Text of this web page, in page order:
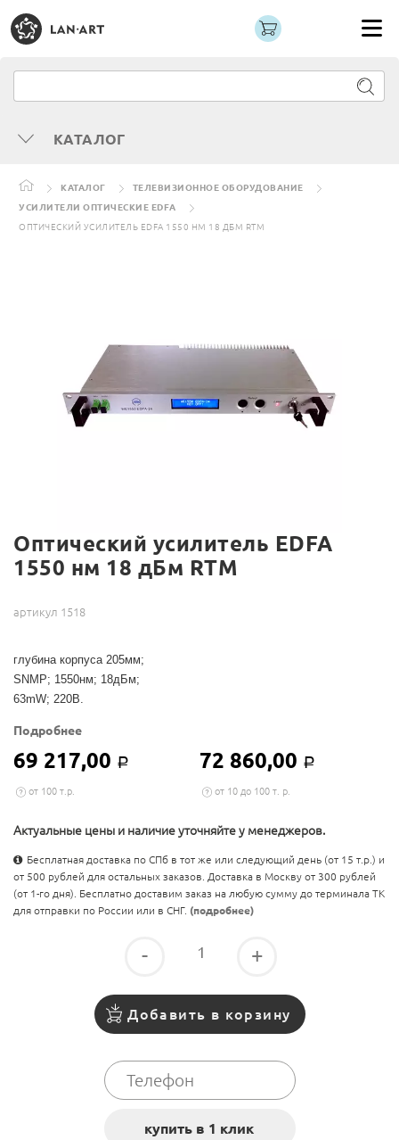
КАТАЛОГ
КАТАЛОГ
ТЕЛЕВИЗИОННОЕ ОБОРУДОВАНИЕ
УСИЛИТЕЛИ ОПТИЧЕСКИЕ EDFA
ОПТИЧЕСКИЙ УСИЛИТЕЛЬ EDFA 1550 НМ 18 ДБМ RTM
Оптический усилитель EDFA
1550 нм 18 дБм RTM
артикул 1518
глубина корпуса 205мм;
SNMP; 1550нм; 18дБм;
63mW; 220В.
Подробнее
69 217,00 Р 72 860,00 Р
от 100 т.р. от 10 до 100 т. р.
Актуальные цены и наличие уточняйте у менеджеров.
Бесплатная доставка по СПб в тот же или следующий день (от 15 т.р.) и
от 500 рублей для остальных заказов. Доставка в Москву от 300 рублей
(от 1-го дня). Бесплатно доставим заказ на любую сумму до терминала ТК
для отправки по России или в СНГ. (подробнее)
- +
Добавить в корзину